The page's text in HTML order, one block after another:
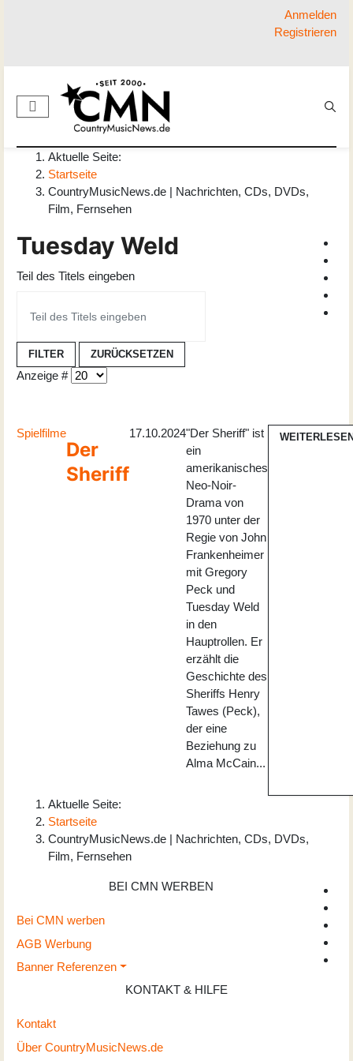
Anmelden
Registrieren
Aktuelle Seite:
Startseite
CountryMusicNews.de | Nachrichten, CDs, DVDs,
Film, Fernsehen
Tuesday Weld
Teil des Titels eingeben
FILTER ZURÜCKSETZEN
Anzeige #
Spielfilme
Der
Sheriff
17.10.2024"Der Sheriff" ist
ein
amerikanisches
Neo-Noir-
Drama von
1970 unter der
Regie von John
Frankenheimer
mit Gregory
Peck und
Tuesday Weld
in den
Hauptrollen. Er
erzählt die
Geschichte des
Sheriffs Henry
Tawes (Peck),
der eine
Beziehung zu
Alma McCain...
Aktuelle Seite:
Startseite
CountryMusicNews.de | Nachrichten, CDs, DVDs,
Film, Fernsehen
BEI CMN WERBEN
Bei CMN werben
AGB Werbung
Banner Referenzen
KONTAKT & HILFE
Kontakt
Über CountryMusicNews.de